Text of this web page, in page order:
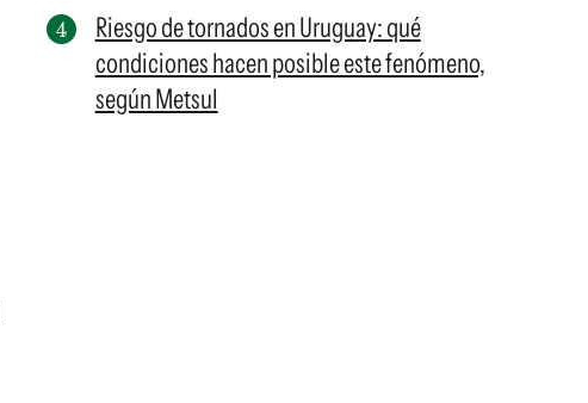
Riesgo de tornados en Uruguay: qué
condiciones hacen posible este fenómeno,
según Metsul